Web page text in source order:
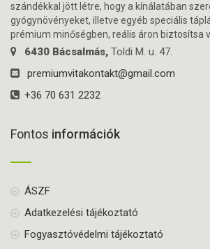
szándékkal jött létre, hogy a kínálatában
gyógynövényeket, illetve egyéb speciális
prémium minőségben, reális áron biztosítsa
6430 Bácsalmás, Toldi M. u. 47.
premiumvitakontakt@gmail.com
+36 70 631 2232
Fontos információk
ÁSZF
Adatkezelési tájékoztató
Fogyasztóvédelmi tájékoztató